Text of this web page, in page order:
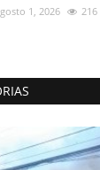
1, 2026 216